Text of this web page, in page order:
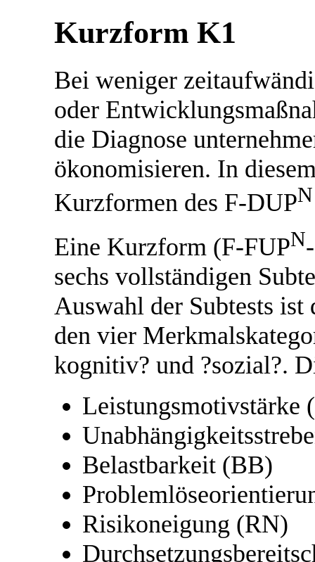
Kurzform K1
Bei weniger
oder
die Diagnose
ökonomisieren. In
Kurzformen des F-DUPN
Eine Kurzform (F-FUPN
sechs vollständigen
Auswahl der Subtests
den vier
kognitiv? und ?sozial?.
Leistungsmotivstärke
Belastbarkeit (BB)
Risikoneigung (RN)